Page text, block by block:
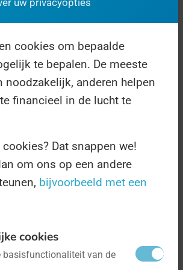
de ether in kan slingeren.
met de amateurradio.
iedere Jan-op-de-hoek een
beginnen, met diep
of lekkere liedjes. Nu het
ingeburgerd in onze
heeft de amateurradio het
vanaf hun
mooiste hoorspelen
uw privacyopties
cookies om bepaalde
te bepalen. De meeste
noodzakelijk, anderen helpen
financieel in de lucht te
cookies? Dat snappen we!
om ons op een andere
bijvoorbeeld met een
cookies
basisfunctionaliteit van de